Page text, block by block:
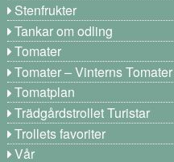
Stenfrukter
Tankar om odling
Tomater
Tomater – Vinterns Tomater
Tomatplan
Trädgårdstrollet Turistar
Trollets favoriter
Vår